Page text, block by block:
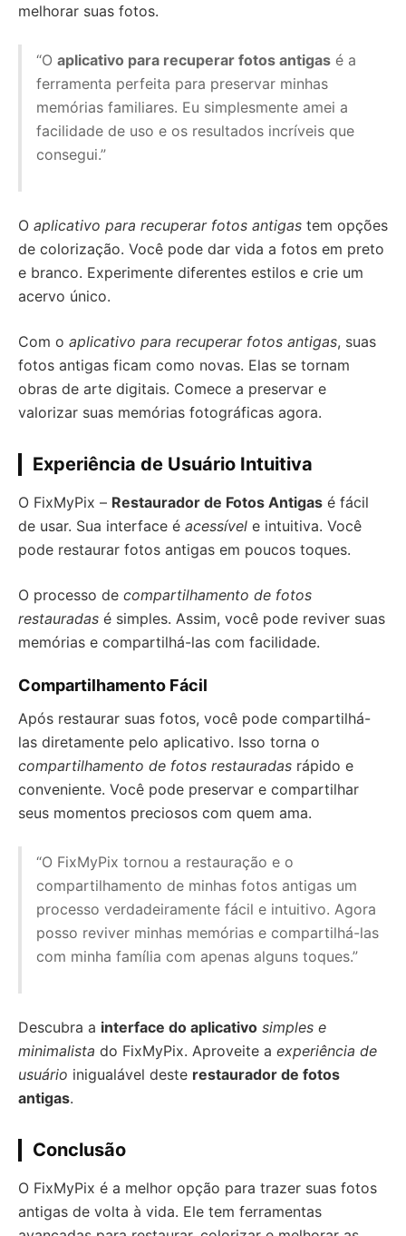
melhorar suas fotos.
“O aplicativo para recuperar fotos antigas é a
ferramenta perfeita para preservar minhas
memórias familiares. Eu simplesmente amei a
facilidade de uso e os resultados incríveis que
consegui.”
O aplicativo para recuperar fotos antigas tem opções
de colorização. Você pode dar vida a fotos em preto
e branco. Experimente diferentes estilos e crie um
acervo único.
Com o aplicativo para recuperar fotos antigas, suas
fotos antigas ficam como novas. Elas se tornam
obras de arte digitais. Comece a preservar e
valorizar suas memórias fotográficas agora.
Experiência de Usuário Intuitiva
O FixMyPix – Restaurador de Fotos Antigas é fácil
de usar. Sua interface é acessível e intuitiva. Você
pode restaurar fotos antigas em poucos toques.
O processo de compartilhamento de fotos
restauradas é simples. Assim, você pode reviver suas
memórias e compartilhá-las com facilidade.
Compartilhamento Fácil
Após restaurar suas fotos, você pode compartilhá-
las diretamente pelo aplicativo. Isso torna o
compartilhamento de fotos restauradas rápido e
conveniente. Você pode preservar e compartilhar
seus momentos preciosos com quem ama.
“O FixMyPix tornou a restauração e o
compartilhamento de minhas fotos antigas um
processo verdadeiramente fácil e intuitivo. Agora
posso reviver minhas memórias e compartilhá-las
com minha família com apenas alguns toques.”
Descubra a interface do aplicativo simples e
minimalista do FixMyPix. Aproveite a experiência de
usuário inigualável deste restaurador de fotos
antigas.
Conclusão
O FixMyPix é a melhor opção para trazer suas fotos
antigas de volta à vida. Ele tem ferramentas